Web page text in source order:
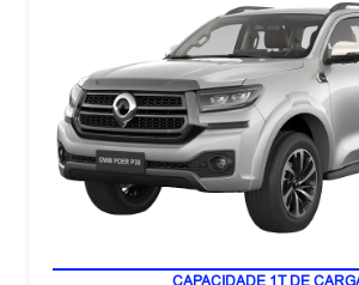
MOTOR 2.4 TURBO